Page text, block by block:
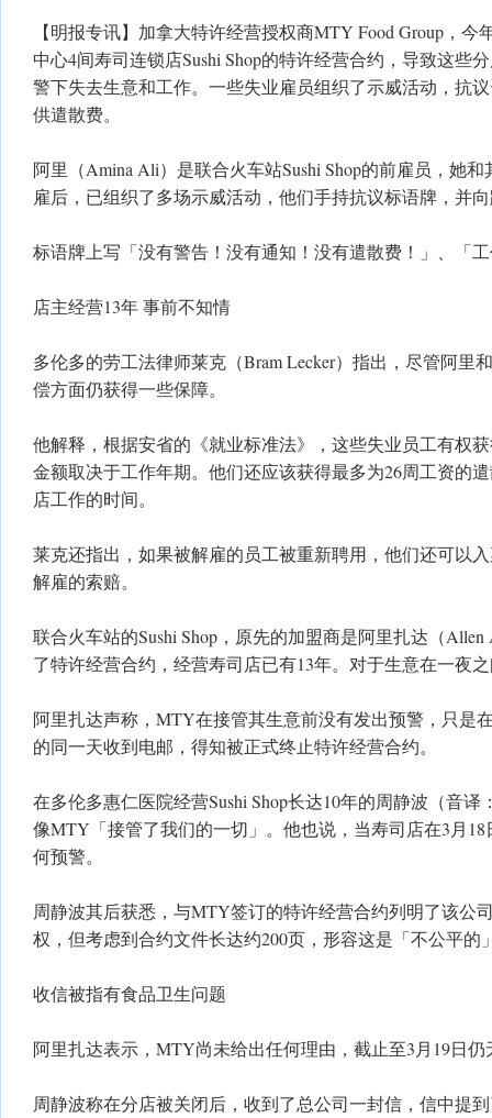
【明报专讯】加拿大特许经营授权商MTY Food Group，今
中心4间寿司连锁店Sushi Shop的特许经营合约，导致这些
警下失去生意和工作。一些失业雇员组织了示威活动，抗
供遣散费。
阿里（Amina Ali）是联合火车站Sushi Shop的前雇员，她
雇后，已组织了多场示威活动，他们手持抗议标语牌，并
标语牌上写「没有警告！没有通知！没有遣散费！」、「
店主经营13年 事前不知情
多伦多的劳工法律师莱克（Bram Lecker）指出，尽管阿里
偿方面仍获得一些保障。
他解释，根据安省的《就业标准法》，这些失业员工有权
金额取决于工作年期。他们还应该获得最多为26周工资的
店工作的时间。
莱克还指出，如果被解雇的员工被重新聘用，他们还可以
解雇的索赔。
联合火车站的Sushi Shop，原先的加盟商是阿里扎达（
了特许经营合约，经营寿司店已有13年。对于生意在一夜
阿里扎达声称，MTY在接管其生意前没有发出预警，只是
的同一天收到电邮，得知被正式终止特许经营合约。
在多伦多惠仁医院经营Sushi Shop长达10年的周静波（音译
像MTY「接管了我们的一切」。他也说，当寿司店在3月
何预警。
周静波其后获悉，与MTY签订的特许经营合约列明了该公
权，但考虑到合约文件长达约200页，形容这是「不公平的
收信被指有食品卫生问题
阿里扎达表示，MTY尚未给出任何理由，截止至3月19日
周静波称在分店被关闭后，收到了总公司一封信，信中提